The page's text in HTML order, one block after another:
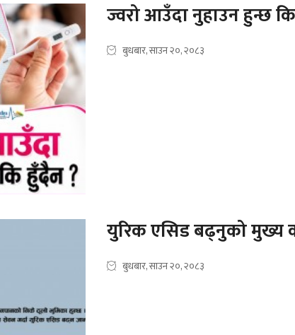
ज्वरो आउँदा नुहाउन हुन्छ
बुधबार, साउन २०, २०८३
युरिक एसिड बढ्नुको मुख्य
बुधबार, साउन २०, २०८३